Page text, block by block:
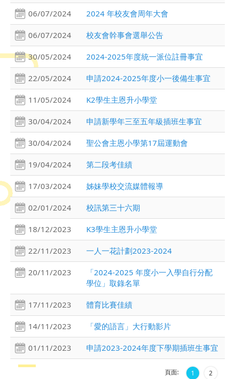
06/07/2024 2024 年校友會周年大會
06/07/2024 校友會幹事會選舉公告
30/05/2024 2024-2025年度統一派位註冊事宜
22/05/2024 申請2024-2025年度小一後備生事宜
11/05/2024 K2學生主恩升小學堂
30/04/2024 申請新學年三至五年級插班生事宜
30/04/2024 聖公會主恩小學第17屆運動會
19/04/2024 第二段考佳績
17/03/2024 姊妹學校交流媒體報導
02/01/2024 校訊第三十六期
18/12/2023 K3學生主恩升小學堂
22/11/2023 一人一花計劃2023-2024
20/11/2023
「2024-2025 年度小一入學自行分配
學位」取錄名單
17/11/2023 體育比賽佳績
14/11/2023 「愛的語言」大行動影片
01/11/2023 申請2023-2024年度下學期插班生事宜
頁面: 1 2